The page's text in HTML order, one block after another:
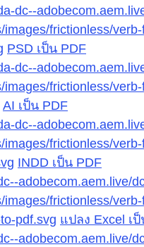
dc--
images/frictionless/
PSD เป็น PDF
dc--
images/frictionless/
AI เป็น PDF
dc--
images/frictionless/
INDD เป็น PDF
adobecom.aem.live/
images/frictionless/
pdf.svg แปลง Excel เ
adobecom.aem.live/